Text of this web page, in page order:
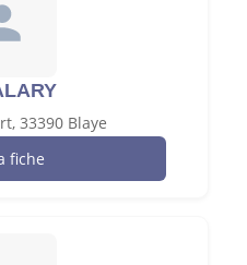
33390 Blaye
fiche